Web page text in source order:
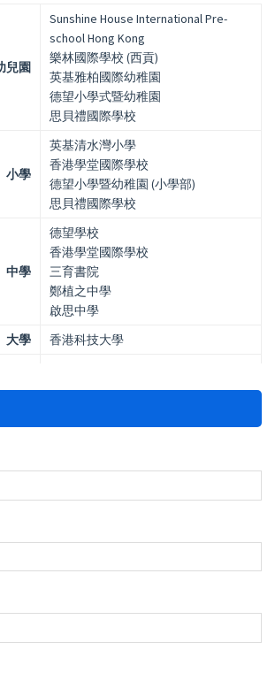
兒園
Sunshine House International Pre-
school Hong Kong
樂林國際學校 (西貢)
英基雅柏國際幼稚園
德望小學式暨幼稚園
思貝禮國際學校
小學
英基清水灣小學
香港學堂國際學校
德望小學暨幼稚園 (小學部)
思貝禮國際學校
中學
德望學校
香港學堂國際學校
三育書院
鄭植之中學
啟思中學
大學
香港科技大學